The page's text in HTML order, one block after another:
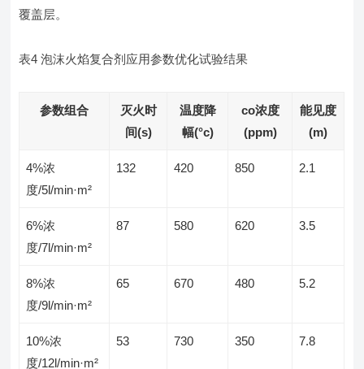
覆盖层。
表4 泡沫火焰复合剂应用参数优化试验结果
参数组合
灭火时
间(s)
温度降
幅(°c)
co浓度
(ppm)
能见度
(m)
4%浓
度/5l/min·m²
132 420 850 2.1
6%浓
度/7l/min·m²
87 580 620 3.5
8%浓
度/9l/min·m²
65 670 480 5.2
10%浓
度/12l/min·m²
53 730 350 7.8